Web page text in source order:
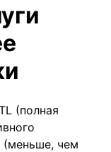
(полная
(меньше, чем